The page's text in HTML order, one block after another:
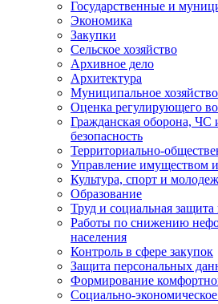
Государственные и
Экономика
Закупки
Сельское хозяйство
Архивное дело
Архитектура
Муниципальное хозяйство
Оценка регулирующего
Гражданская оборона, ЧС
безопасность
Территориально-
Управление имуществом и
Культура, спорт и
Образование
Труд и социальная защита
Работы по снижению
населения
Контроль в сфере закупок
Защита персональных
Формирование
Социально-